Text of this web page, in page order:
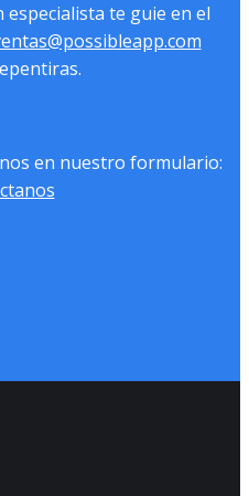
te guie en el
en nuestro formulario: